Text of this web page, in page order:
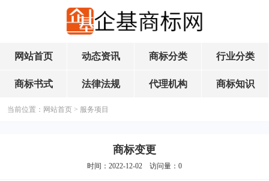
网站首页 动态资讯 商标分类 行业分类
商标书式 法律法规 代理机构 商标知识
当前位置： 网站首页 > 服务项目
商标变更
时间：2022-12-02 访问量： 0